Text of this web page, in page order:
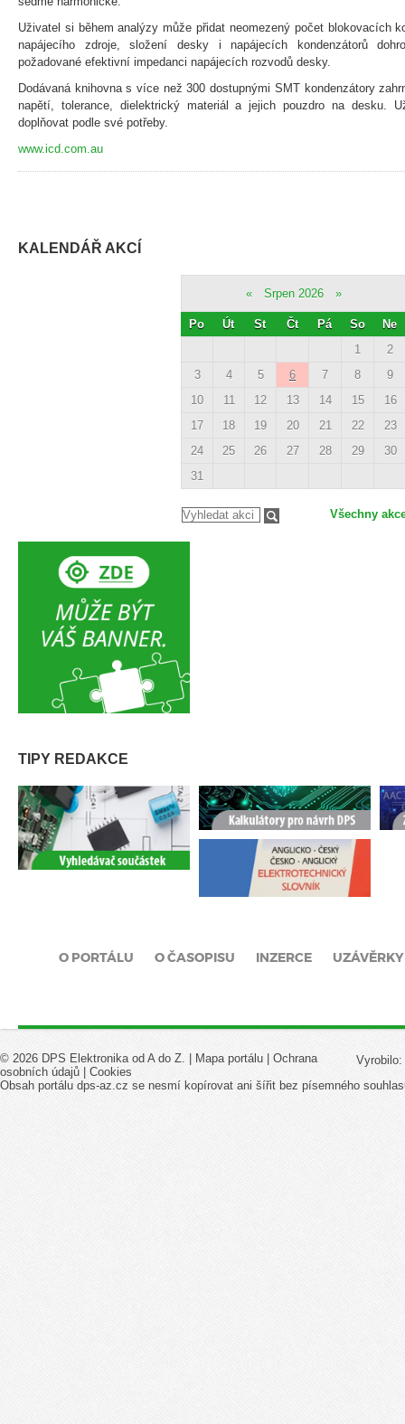
Uživatel si během analýzy může přidat neomezený počet blokovacích
napájecího zdroje, složení desky i napájecích kondenzátorů
požadované efektivní impedanci napájecích rozvodů desky.
Dodávaná knihovna s více než 300 dostupnými SMT kondenzátory
napětí, tolerance, dielektrický materiál a jejich pouzdro na desku.
doplňovat podle své potřeby.
www.icd.com.au
KALENDÁŘ AKCÍ
« Srpen 2026 »
Po Út St Čt Pá So
Ne
1
2
3
4 5 6 7 8
9
10
11 12 13 14 15
16
17
18 19 20 21 22
23
24
25 26 27 28 29
30
31
Všechny
TIPY REDAKCE
O PORTÁLU O ČASOPISU INZERCE UZÁVĚRKY
Vyrobilo:
© 2026 DPS Elektronika od A do Z. | Mapa portálu
Ochrana
osobních údajů
Cookies
Obsah portálu dps-az.cz se nesmí kopírovat ani šířit bez písemného